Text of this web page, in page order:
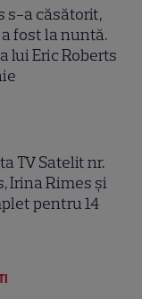
s-a căsătorit,
fost la nuntă.
lui Eric Roberts
TV Satelit nr.
Irina Rimes și
pentru 14